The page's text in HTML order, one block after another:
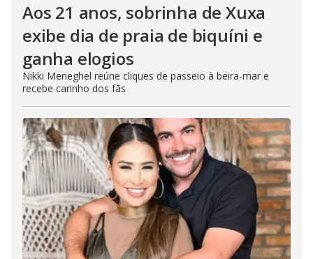
Aos 21 anos, sobrinha de Xuxa
exibe dia de praia de biquíni e
ganha elogios
Nikki Meneghel reúne cliques de passeio à beira-mar e
recebe carinho dos fãs